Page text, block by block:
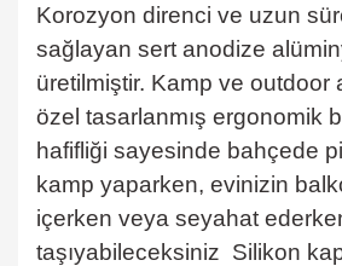
Korozyon direnci ve uzun
sağlayan sert anodize
üretilmiştir. Kamp ve outdoor
özel tasarlanmış ergonomik
hafifliği sayesinde bahçede
kamp yaparken, evinizin
içerken veya seyahat
taşıyabileceksiniz Silikon